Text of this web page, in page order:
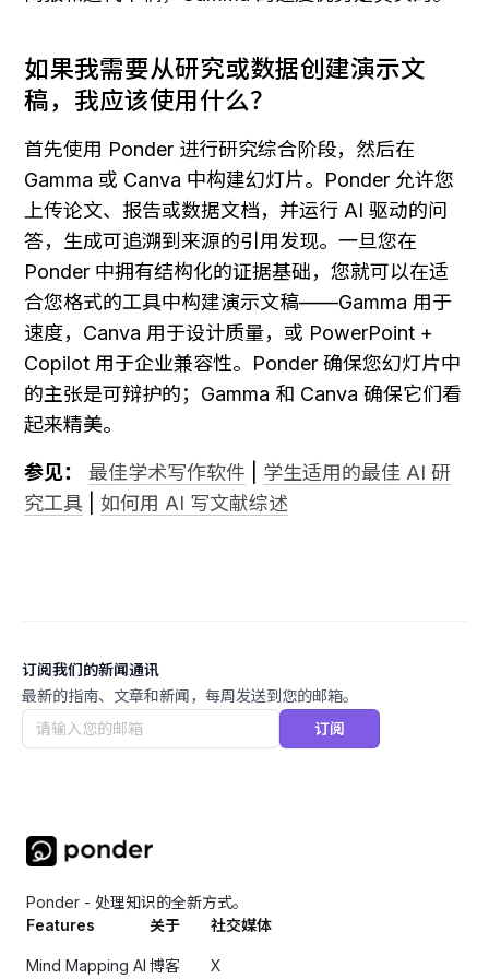
如果我需要从研究或数据创建演示文
稿，我应该使用什么？
首先使用 Ponder 进行研究综合阶段，然后在
Gamma 或 Canva 中构建幻灯片。Ponder 允许您
上传论文、报告或数据文档，并运行 AI 驱动的问
答，生成可追溯到来源的引用发现。一旦您在
Ponder 中拥有结构化的证据基础，您就可以在适
合您格式的工具中构建演示文稿——Gamma 用于
速度，Canva 用于设计质量，或 PowerPoint +
Copilot 用于企业兼容性。Ponder 确保您幻灯片中
的主张是可辩护的；Gamma 和 Canva 确保它们看
起来精美。
参见： 最佳学术写作软件
学生适用的最佳 AI 研
究工具
如何用 AI 写文献综述
订阅我们的新闻通讯
最新的指南、文章和新闻，每周发送到您的邮箱。
订阅
Ponder - 处理知识的全新方式。
Features
Mind Mapping AI
关于
博客
社交媒体
X